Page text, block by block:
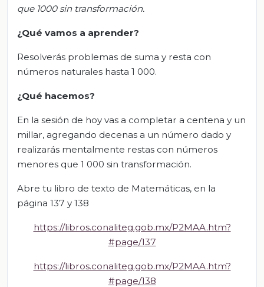
que 1000 sin transformación.
¿Qué vamos a aprender?
Resolverás problemas de suma y resta con
números naturales hasta 1 000.
¿Qué hacemos?
En la sesión de hoy vas a completar a centena y un
millar, agregando decenas a un número dado y
realizarás mentalmente restas con números
menores que 1 000 sin transformación.
Abre tu libro de texto de Matemáticas, en la
página 137 y 138
https://libros.conaliteg.gob.mx/P2MAA.htm?
#page/137
https://libros.conaliteg.gob.mx/P2MAA.htm?
#page/138